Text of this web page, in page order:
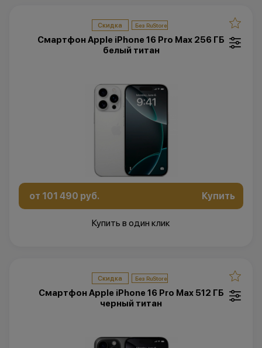
Скидка
Смартфон Apple iPhone 16 Pro Max 256 ГБ
белый титан
от 101 490 руб. Купить
Купить в один клик
Скидка
Смартфон Apple iPhone 16 Pro Max 512 ГБ
черный титан